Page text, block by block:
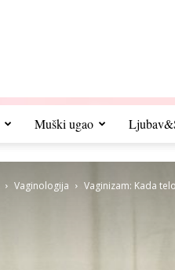
Muški ugao
Vaginologija Vaginizam: Kada